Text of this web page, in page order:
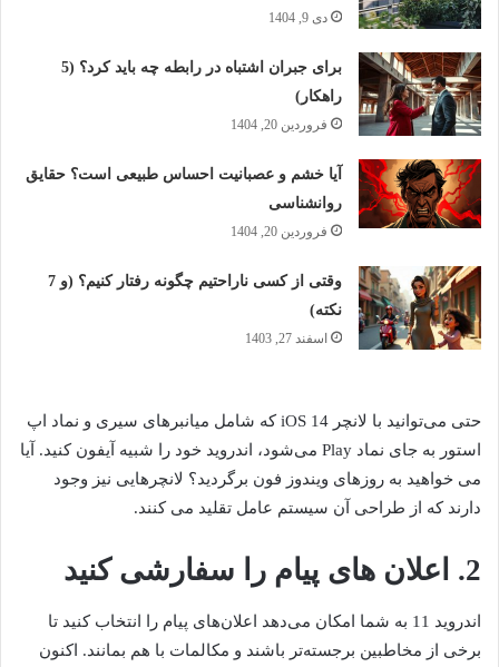
دی 9, 1404
برای جبران اشتباه در رابطه چه باید کرد؟ (5
راهکار)
فروردین 20, 1404
آیا خشم و عصبانیت احساس طبیعی است؟ حقایق
روانشناسی
فروردین 20, 1404
وقتی از کسی ناراحتیم چگونه رفتار کنیم؟ (و 7
نکته)
اسفند 27, 1403
حتی می‌توانید با لانچر iOS 14 که شامل میانبرهای سیری و نماد اپ
استور به جای نماد Play می‌شود، اندروید خود را شبیه آیفون کنید. آیا
می خواهید به روزهای ویندوز فون برگردید؟ لانچرهایی نیز وجود
دارند که از طراحی آن سیستم عامل تقلید می کنند.
2. اعلان‌ های پیام را سفارشی کنید
اندروید 11 به شما امکان می‌دهد اعلان‌های پیام را انتخاب کنید تا
برخی از مخاطبین برجسته‌تر باشند و مکالمات با هم بمانند. اکنون